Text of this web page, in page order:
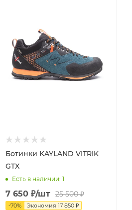
Ботинки KAYLAND VITRIK
GTX
Есть в наличии: 1
7 650₽/шт 25 500₽
-70% Экономия 17 850₽